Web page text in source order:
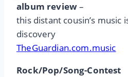
album review–
this distant cousin’s music
discovery
TheGuardian.com.music
Rock/Pop/Song-Contest